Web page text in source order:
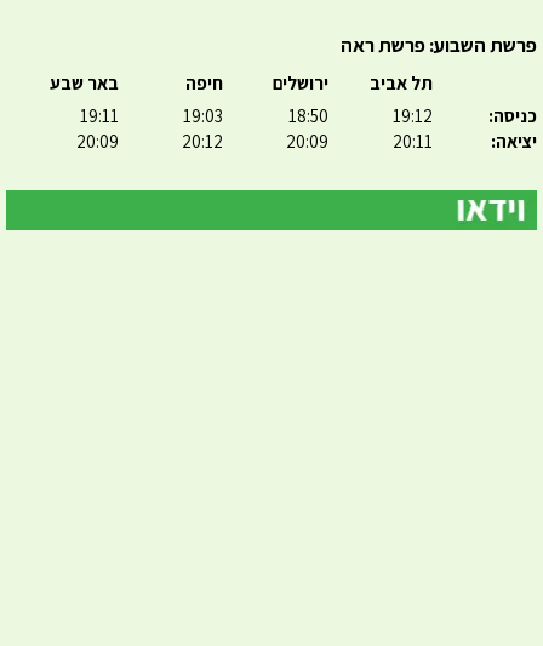
פרשת השבוע: פרשת ראה
כניסה:
יציאה:
תל אביב
19:12
20:11
ירושלים
18:50
20:09
חיפה
19:03
20:12
באר שבע
19:11
20:09